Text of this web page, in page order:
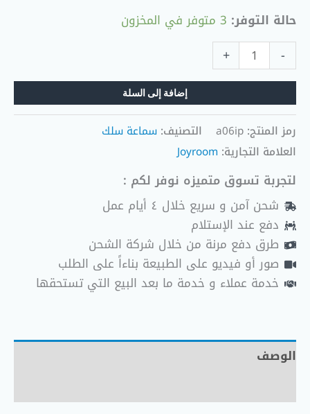
حالة التوفر: 3 متوفر في المخزون
-
+
إضافة إلى السلة
رمز المنتج: a06ip التصنيف: سماعة سلك
العلامة التجارية: Joyroom
لتجربة تسوق متميزه نوفر لكم :
شحن آمن و سريع خلال ٤ أيام عمل
دفع عند الإستلام
طرق دفع مرنة من خلال شركة الشحن
صور أو فيديو على الطبيعة بناءاً على الطلب
خدمة عملاء و خدمة ما بعد البيع التي تستحقها
الوصف